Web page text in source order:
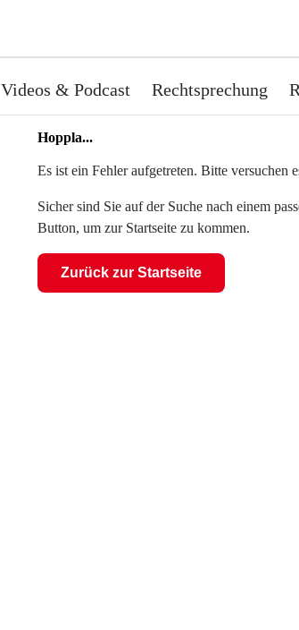
Videos & Podcast Rechtsprechung
Hoppla...
Es ist ein Fehler aufgetreten. Bitte versuchen
Sicher sind Sie auf der Suche nach einem
Button, um zur Startseite zu kommen.
Zurück zur Startseite